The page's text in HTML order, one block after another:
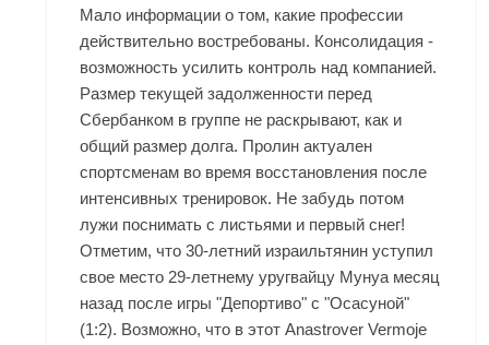
Мало информации о том, какие профессии
действительно востребованы. Консолидация -
возможность усилить контроль над компанией.
Размер текущей задолженности перед
Сбербанком в группе не раскрывают, как и
общий размер долга. Пролин актуален
спортсменам во время восстановления после
интенсивных тренировок. Не забудь потом
лужи поснимать с листьями и первый снег!
Отметим, что 30-летний израильтянин уступил
свое место 29-летнему уругвайцу Мунуа месяц
назад после игры "Депортиво" с "Осасуной"
(1:2). Возможно, что в этот Anastrover Vermoje